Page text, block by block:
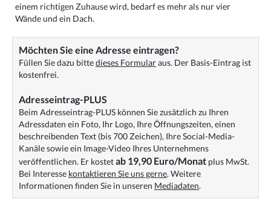
einem richtigen Zuhause wird, bedarf es mehr als nur vier
Wände und ein Dach.
Möchten Sie eine Adresse eintragen?
Füllen Sie dazu bittedieses Formularaus. Der Basis-Eintrag ist
kostenfrei.
Adresseintrag-PLUS
Beim Adresseintrag-PLUS können Sie zusätzlich zu Ihren
Adressdaten ein Foto, Ihr Logo, Ihre Öffnungszeiten, einen
beschreibenden Text (bis 700 Zeichen), Ihre Social-Media-
Kanäle sowie ein Image-Video Ihres Unternehmens
veröffentlichen. Er kostetab 19,90 Euro/Monat plus MwSt.
Bei Interesse kontaktieren Sie uns gerne. Weitere
Informationen finden Sie in unseren Mediadaten.